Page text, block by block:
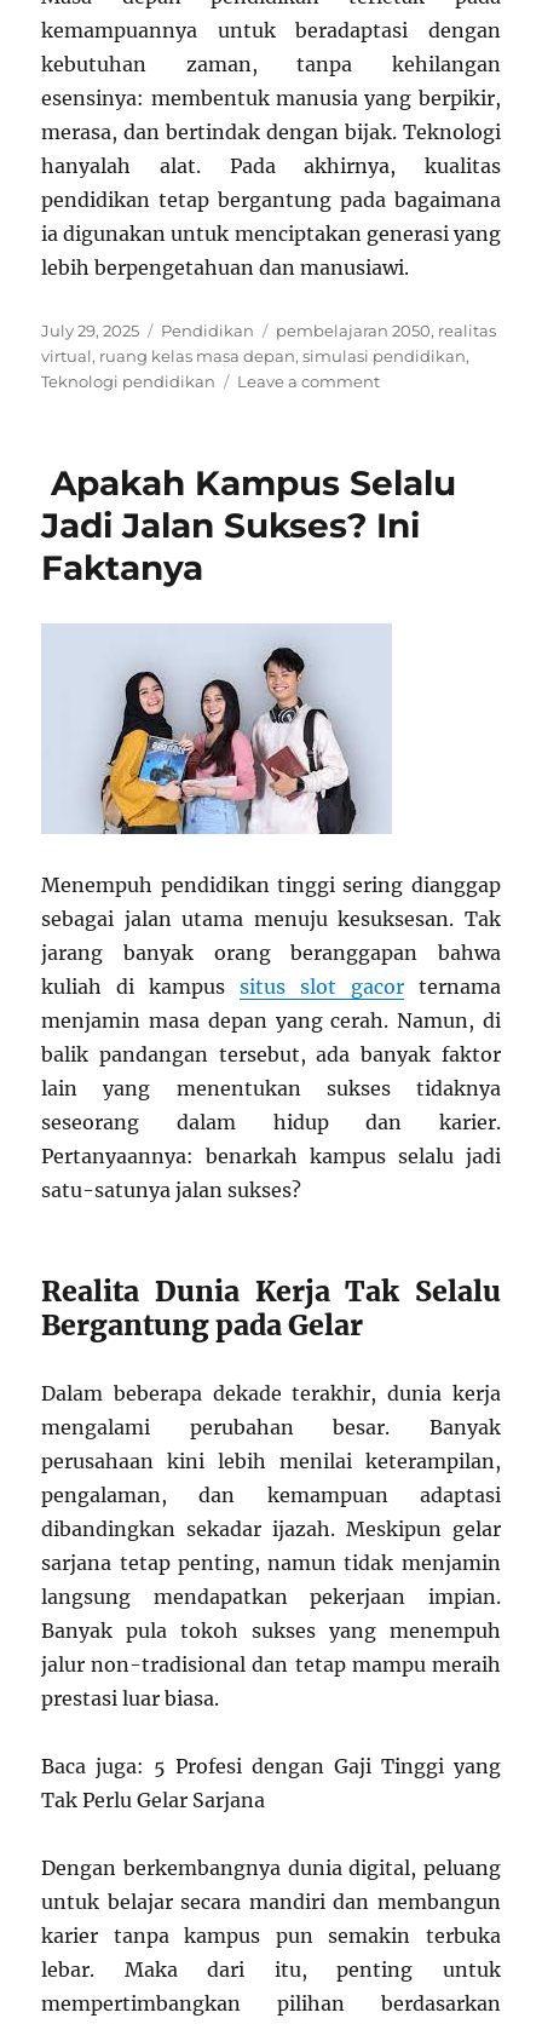
kemampuannya untuk beradaptasi dengan
kebutuhan zaman, tanpa kehilangan
esensinya: membentuk manusia yang berpikir,
merasa, dan bertindak dengan bijak. Teknologi
hanyalah alat. Pada akhirnya, kualitas
pendidikan tetap bergantung pada bagaimana
ia digunakan untuk menciptakan generasi yang
lebih berpengetahuan dan manusiawi.
Posted
on
July 29, 2025 Categories
Pendidikan Tags
pembelajaran 2050, realitas
virtual, ruang kelas masa depan,simulasi pendidikan,
Teknologi pendidikan
Leave a commenton
Depan:
Simulasi
Virtual
Apakah Kampus Selalu
Jadi Jalan Sukses? Ini
Faktanya
Menempuh pendidikan tinggi sering dianggap
sebagai jalan utama menuju kesuksesan. Tak
jarang banyak orang beranggapan bahwa
kuliah di kampus situs slot gacorternama
menjamin masa depan yang cerah. Namun, di
balik pandangan tersebut, ada banyak faktor
lain yang menentukan sukses tidaknya
seseorang dalam hidup dan karier.
Pertanyaannya: benarkah kampus selalu jadi
satu-satunya jalan sukses?
Realita Dunia Kerja Tak Selalu
Bergantung pada Gelar
Dalam beberapa dekade terakhir, dunia kerja
mengalami perubahan besar. Banyak
perusahaan kini lebih menilai keterampilan,
pengalaman, dan kemampuan adaptasi
dibandingkan sekadar ijazah. Meskipun gelar
sarjana tetap penting, namun tidak menjamin
langsung mendapatkan pekerjaan impian.
Banyak pula tokoh sukses yang menempuh
jalur non-tradisional dan tetap mampu meraih
prestasi luar biasa.
Baca juga: 5 Profesi dengan Gaji Tinggi yang
Tak Perlu Gelar Sarjana
Dengan berkembangnya dunia digital, peluang
untuk belajar secara mandiri dan membangun
karier tanpa kampus pun semakin terbuka
lebar. Maka dari itu, penting untuk
mempertimbangkan pilihan berdasarkan